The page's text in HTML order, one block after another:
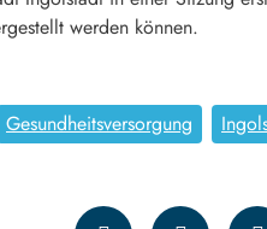
werden können.
Gesundheitsversorgung